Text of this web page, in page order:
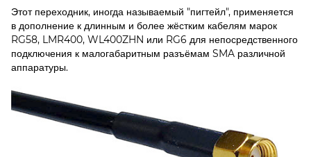
Этот переходник, иногда называемый "пигтейл", применяется
в дополнение к длинным и более жёстким кабелям марок
RG58, LMR400, WL400ZHN или RG6 для непосредственного
подключения к малогабаритным разъёмам SMA различной
аппаратуры.